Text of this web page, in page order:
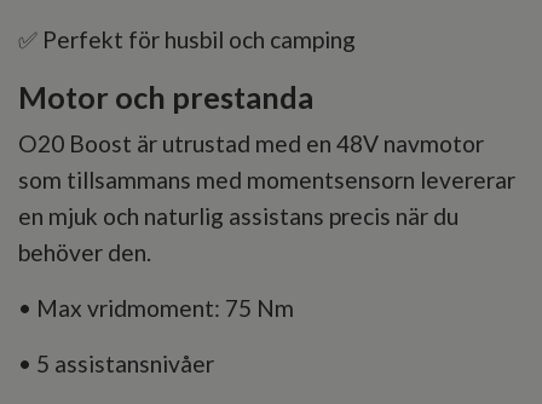
✅ Perfekt för husbil och camping
Motor och prestanda
O20 Boost är utrustad med en 48V navmotor
som tillsammans med momentsensorn levererar
en mjuk och naturlig assistans precis när du
behöver den.
• Max vridmoment: 75 Nm
• 5 assistansnivåer